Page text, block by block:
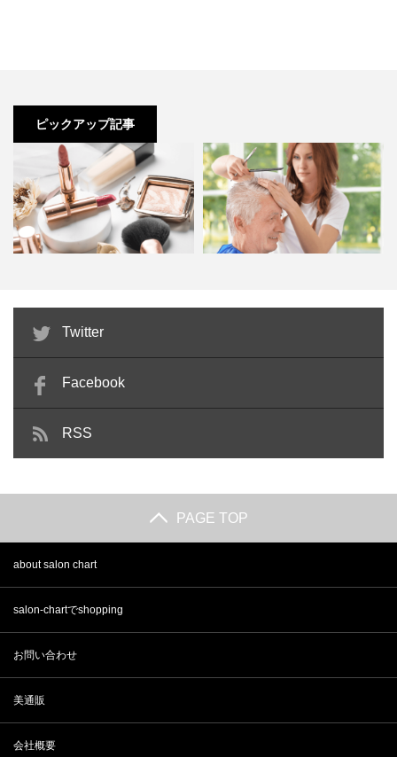
ピックアップ記事
ビューティーアドバイザーとは？
独学でもなれる？仕事内容や…
Twitter
Facebook
RSS
PAGE TOP
about salon chart
salon-chartでshopping
お問い合わせ
美通販
会社概要